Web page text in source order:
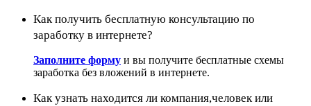
Как получить бесплатную консультацию по
заработку в интернете?
Заполните форму и вы получите бесплатные схемы
заработка без вложений в интернете.
Как узнать находится ли компания,человек или